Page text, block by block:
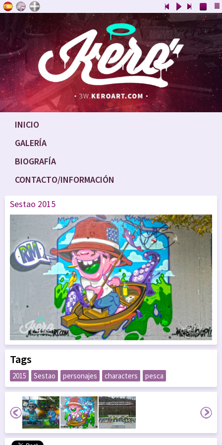
INICIO
GALERÍA
BIOGRAFÍA
CONTACTO/INFORMACIÓN
Sestao 2015
Tags
2015 Sestao personajes characters pesca